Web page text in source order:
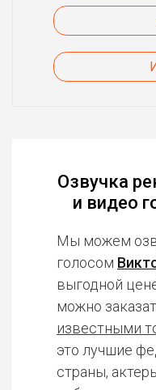
Озвучка
и видео
Мы можем
голосом
выгодной
можно
известными
это лучшие
страны,